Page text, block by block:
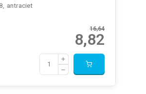
antraciet
16,64
8,82